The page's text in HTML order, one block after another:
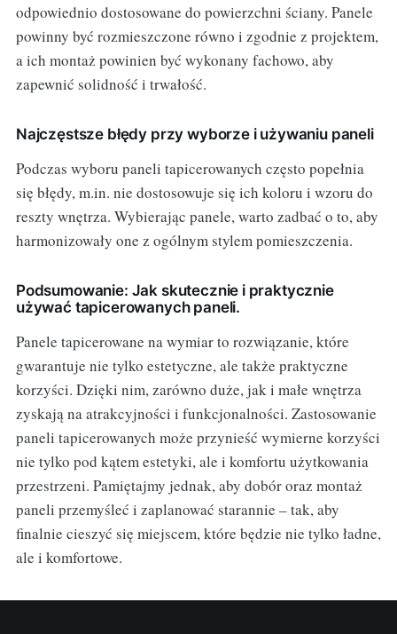
odpowiednio dostosowane do powierzchni ściany. Panele
powinny być rozmieszczone równo i zgodnie z projektem,
a ich montaż powinien być wykonany fachowo, aby
zapewnić solidność i trwałość.
Najczęstsze błędy przy wyborze i używaniu paneli
Podczas wyboru paneli tapicerowanych często popełnia
się błędy, m.in. nie dostosowuje się ich koloru i wzoru do
reszty wnętrza. Wybierając panele, warto zadbać o to, aby
harmonizowały one z ogólnym stylem pomieszczenia.
Podsumowanie: Jak skutecznie i praktycznie
używać tapicerowanych paneli.
Panele tapicerowane na wymiar to rozwiązanie, które
gwarantuje nie tylko estetyczne, ale także praktyczne
korzyści. Dzięki nim, zarówno duże, jak i małe wnętrza
zyskają na atrakcyjności i funkcjonalności. Zastosowanie
paneli tapicerowanych może przynieść wymierne korzyści
nie tylko pod kątem estetyki, ale i komfortu użytkowania
przestrzeni. Pamiętajmy jednak, aby dobór oraz montaż
paneli przemyśleć i zaplanować starannie – tak, aby
finalnie cieszyć się miejscem, które będzie nie tylko ładne,
ale i komfortowe.